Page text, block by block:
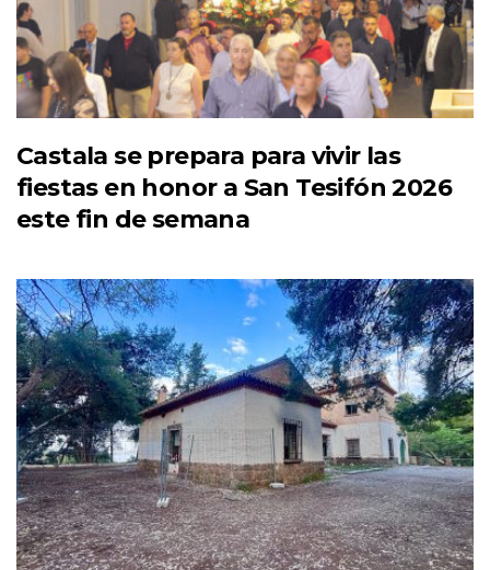
Castala se prepara para vivir las
fiestas en honor a San Tesifón 2026
este fin de semana